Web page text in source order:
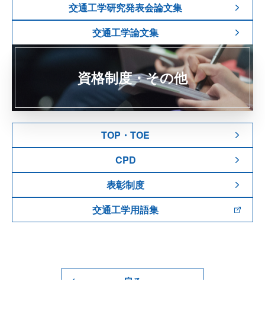
交通工学研究発表会論文集
交通工学論文集
資格制度・その他
TOP・TOE
CPD
表彰制度
交通工学用語集
戻る